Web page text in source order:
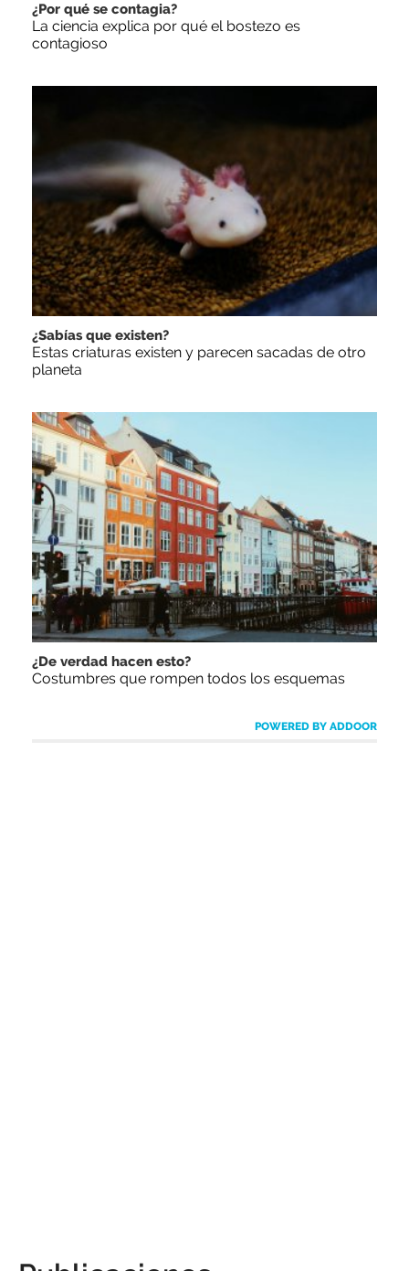
¿Por qué se contagia?
La ciencia explica por qué el bostezo es
contagioso
¿Sabías que existen?
Estas criaturas existen y parecen sacadas de otro
planeta
¿De verdad hacen esto?
Costumbres que rompen todos los esquemas
POWERED BY ADDOOR